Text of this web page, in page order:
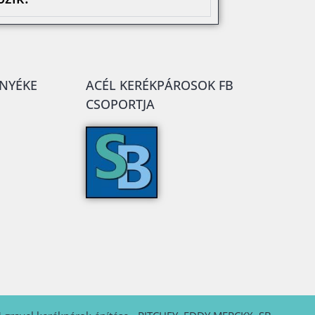
ACÉL KERÉKPÁROSOK FB
CSOPORTJA